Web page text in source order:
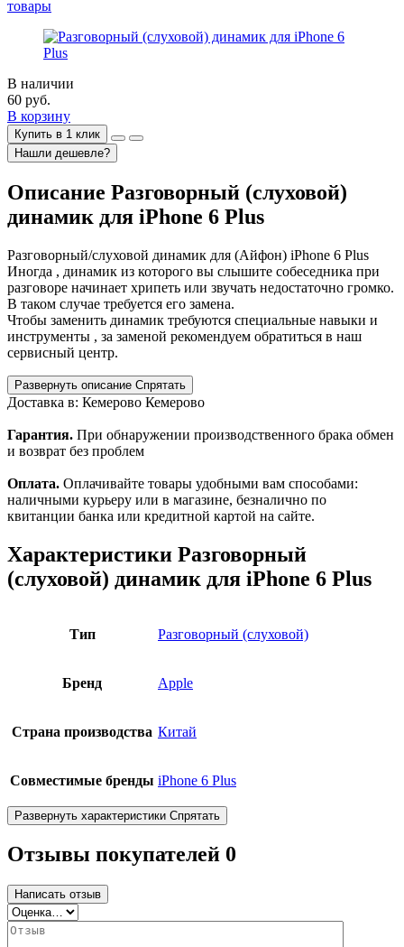
товары
В наличии
60 руб.
В корзину
Купить в 1 клик
Нашли дешевле?
Описание Разговорный (слуховой)
динамик для iPhone 6 Plus
Разговорный/слуховой динамик для (Айфон) iPhone 6 Plus
Иногда , динамик из которого вы слышите собеседника при
разговоре начинает хрипеть или звучать недостаточно громко.
В таком случае требуется его замена.
Чтобы заменить динамик требуются специальные навыки и
инструменты , за заменой рекомендуем обратиться в наш
сервисный центр.
Развернуть описание Спрятать
Доставка в: Кемерово Кемерово
Гарантия. При обнаружении производственного брака обмен
и возврат без проблем
Оплата. Оплачивайте товары удобными вам способами:
наличными курьеру или в магазине, безналично по
квитанции банка или кредитной картой на сайте.
Характеристики Разговорный
(слуховой) динамик для iPhone 6 Plus
Тип Разговорный (слуховой)
Бренд Apple
Страна производства Китай
Совместимые бренды iPhone 6 Plus
Развернуть характеристики Спрятать
Отзывы покупателей 0
Написать отзыв